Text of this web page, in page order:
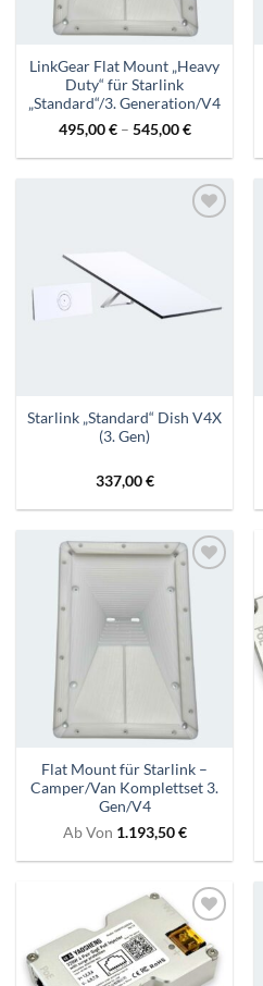
LinkGear Flat Mount „Heavy
Duty“ für Starlink
„Standard“/3. Generation/V4
495,00€– 545,00€
Starlink „Standard“ Dish V4X
(3. Gen)
337,00€
Zur
hinzufügen
Flat Mount für Starlink –
Camper/Van Komplettset 3.
Gen/V4
AbVon 1.193,50€
Zur
Wunschliste
hinzufügen